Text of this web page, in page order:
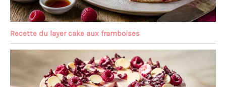
Recette du layer cake aux framboises